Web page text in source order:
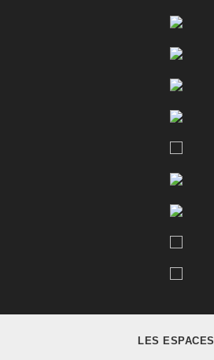
LES ESPACES